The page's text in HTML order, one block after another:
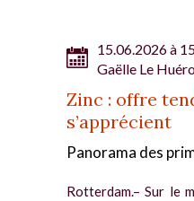
15.06.2026 à
Gaëlle Le
Zinc : offre
s’apprécient
Panorama des
Rotterdam.– Sur le